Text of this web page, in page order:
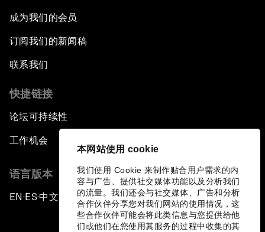
本网站使用 cookie
我们使用 Cookie 来制作贴合用户需求的内
容与广告、提供社交媒体功能以及分析我们
的流量。我们还会与社交媒体、广告和分析
合作伙伴分享您对我们网站的使用情况，这
些合作伙伴可能会将此类信息与您提供给他
们或他们在您使用其服务的过程中收集的其
成为我们的会员
订阅我们的新闻稿
联系我们
快捷链接
论坛可持续性
工作机会
语言版本
EN ▪ES▪中文▪ 日本語